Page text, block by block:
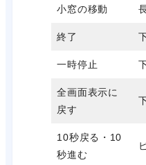
小窓の移動
終了
一時停止
全画面表示に
戻す
10秒戻る・10
秒進む